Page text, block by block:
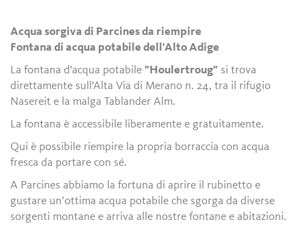
Acqua sorgiva di Parcines da riempire
Fontana di acqua potabile dell'Alto Adige
La fontana d'acqua potabile"Houlertroug" si trova
direttamente sull'Alta Via di Merano n. 24, tra il rifugio
Nasereit e la malga Tablander Alm.
La fontana è accessibile liberamente e gratuitamente.
Qui è possibile riempire la propria borraccia con acqua
fresca da portare con sé.
A Parcines abbiamo la fortuna di aprire il rubinetto e
gustare un’ottima acqua potabile che sgorga da diverse
sorgenti montane e arriva alle nostre fontane e abitazioni.